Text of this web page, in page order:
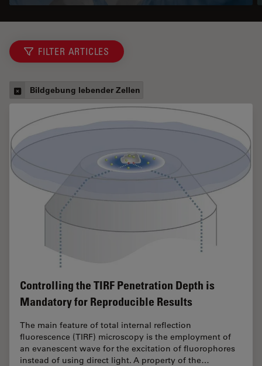
FILTER ARTICLES
Bildgebung lebender Zellen
Controlling the TIRF Penetration Depth is
Mandatory for Reproducible Results
The main feature of total internal reflection
fluorescence (TIRF) microscopy is the employment of
an evanescent wave for the excitation of fluorophores
instead of using direct light. A property of the…